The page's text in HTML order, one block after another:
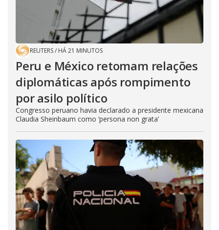
REUTERS/ HÁ 21 MINUTOS
Peru e México retomam relações
diplomáticas após rompimento
por asilo político
Congresso peruano havia declarado a presidente mexicana
Claudia Sheinbaum como ‘persona non grata’